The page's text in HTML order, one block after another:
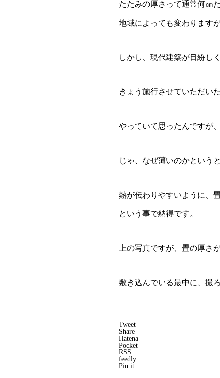
たたみの厚さって通常何㎝
地域によっても変わります
しかし、現代建築が目紛し
きょう施行させていただい
やっていて思ったんですが
じゃ、なぜ薄いのかという
熱が伝わりやすいように、
という事で納得です。
上の写真ですが、畳の厚さ
敷き込んでいる最中に、撮
Tweet
Share
Hatena
Pocket
RSS
feedly
Pin it